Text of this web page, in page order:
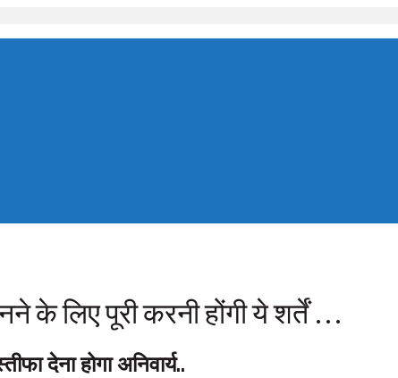
के लिए पूरी करनी होंगी ये शर्तें …
देना होगा अनिवार्य..